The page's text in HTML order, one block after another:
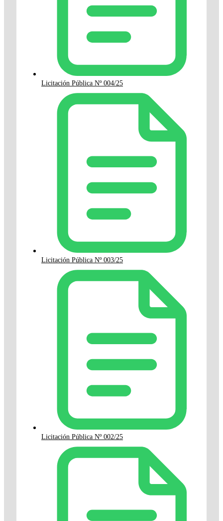
Licitación Pública Nº 004/25
Licitación Pública Nº 003/25
Licitación Pública Nº 002/25